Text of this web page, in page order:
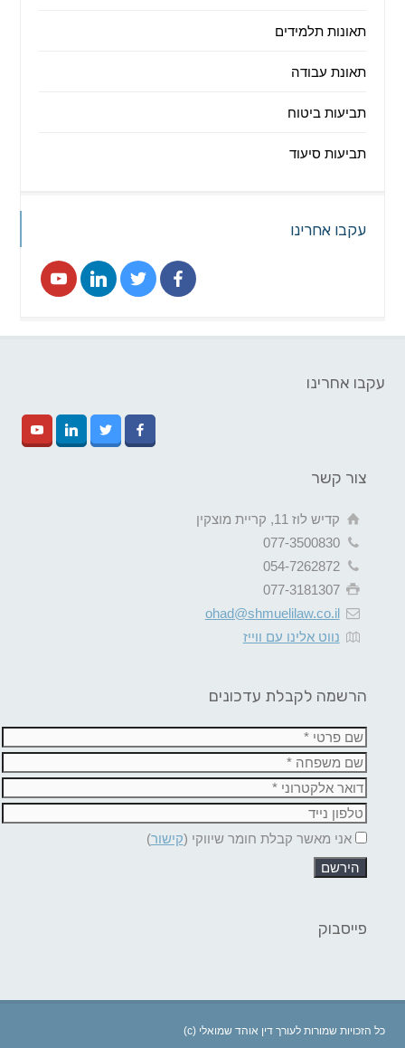
תאונות תלמידים
תאונת עבודה
תביעות ביטוח
תביעות סיעוד
עקבו אחרינו
עקבו אחרינו
צור קשר
קדיש לוז 11, קריית מוצקין
077-3500830
054-7262872
077-3181307
ohad@shmuelilaw.co.il
נווט אלינו עם ווייז
הרשמה לקבלת עדכונים
אני מאשר קבלת חומר שיווקי (קישור)
פייסבוק
(c) כל הזכויות שמורות לעורך דין אוהד שמואלי